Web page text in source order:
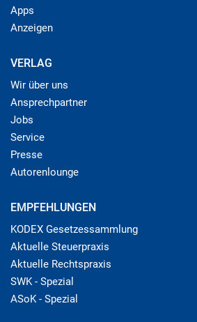
Apps
Anzeigen
VERLAG
Wir über uns
Ansprechpartner
Jobs
Service
Presse
Autorenlounge
EMPFEHLUNGEN
KODEX Gesetzessammlung
Aktuelle Steuerpraxis
Aktuelle Rechtspraxis
SWK - Spezial
ASoK - Spezial